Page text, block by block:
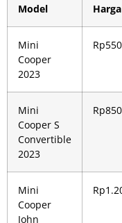
Model Harga
Mini
Cooper
2023
Mini
Cooper S
Convertible
2023
Mini
Cooper
John